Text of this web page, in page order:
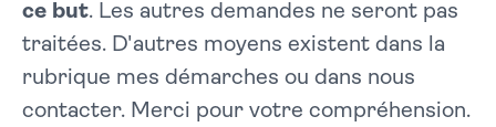
ce but. Les autres demandes ne seront pas
traitées. D'autres moyens existent dans la
rubrique mes démarches ou dans nous
contacter. Merci pour votre compréhension.